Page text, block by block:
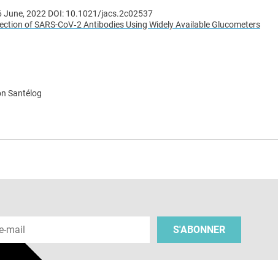
June, 2022 DOI: 10.1021/jacs.2c02537
of SARS-CoV‑2 Antibodies Using Widely Available Glucometers
Santélog
e-mail
S'ABONNER